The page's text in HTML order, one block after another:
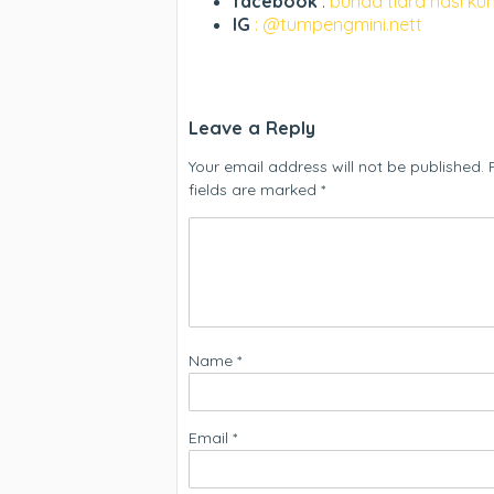
IG : @tumpengmini.nett
Leave a Reply
Your email address will not be published.
fields are marked *
Name *
Email *